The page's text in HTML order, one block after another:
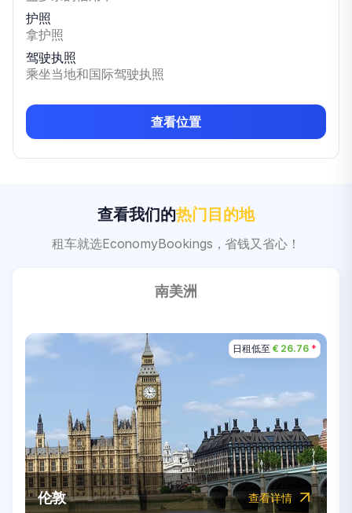
护照
拿护照
驾驶执照
乘坐当地和国际驾驶执照
查看位置
查看我们的热门目的地
租车就选EconomyBookings，省钱又省心！
南美洲
日租低至€ 31.25 *
迪拜 查看详情
日租低至€ 36.18 *
悉尼 查看详情
日租低至€ 43.46 *
摩洛哥 查看详情
日租低至 € 20.39 *
纽约市 查看详情
日租低至 € 1.00 *
墨西哥 查看详情
日租低至 € 26.76 *
伦敦 查看详情